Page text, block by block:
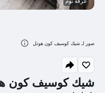
شيك كوسيف كون
صور لـ شيك كوسيف كون هوتل